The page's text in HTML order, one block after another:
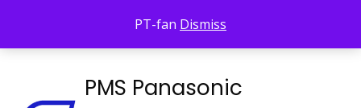
PT-fan Dismiss
PMS Panasonic